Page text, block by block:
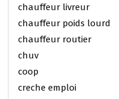
chauffeur livreur
chauffeur poids lourd
chauffeur routier
chuv
coop
creche emploi